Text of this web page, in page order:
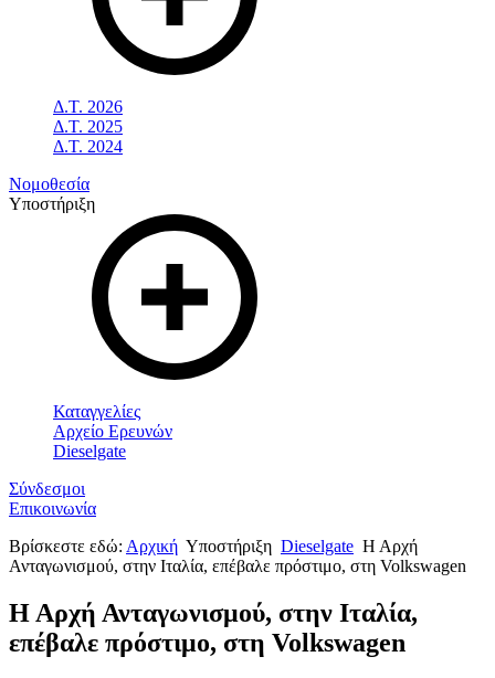
Δ.Τ. 2026
Δ.Τ. 2025
Δ.Τ. 2024
Νομοθεσία
Υποστήριξη
Καταγγελίες
Αρχείο Ερευνών
Dieselgate
Σύνδεσμοι
Επικοινωνία
Βρίσκεστε εδώ: Αρχική Υποστήριξη Dieselgate Η Αρχή
Ανταγωνισμού, στην Ιταλία, επέβαλε πρόστιμο, στη Volkswagen
Η Αρχή Ανταγωνισμού, στην Ιταλία,
επέβαλε πρόστιμο, στη Volkswagen